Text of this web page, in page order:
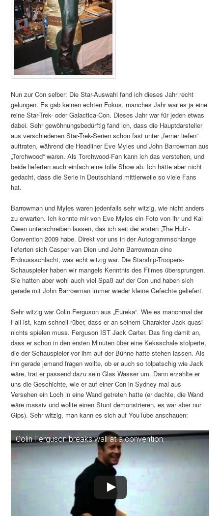
Nun zur Con selber: Die Star-Auswahl fand ich dieses Jahr recht
gelungen. Es gab keinen echten Fokus, manches Jahr war es ja eine
reine Star-Trek- oder Galactica-Con. Dieses Jahr war für jeden etwas
dabei. Sehr gewöhnungsbedürftig fand ich, dass die Hauptdarsteller
aus verschiedenen Star-Trek-Serien schon fast unter „ferner liefen“
auftraten, während die Headliner Eve Myles und John Barrowman aus
„Torchwood“ waren. Als Torchwood-Fan kann ich das verstehen, und
beide lieferten auch einfach eine tolle Show ab. Ich hätte aber nicht
gedacht, dass die Serie in Deutschland mittlerweile so viele Fans
hat.
Barrowman und Myles waren jedenfalls sehr witzig, wie nicht anders
zu erwarten. Ich konnte mir von Eve Myles ein Foto von ihr und Kai
Owen unterschreiben lassen, das ich seit der ersten „The Hub“-
Convention 2009 habe. Direkt vor uns in der Autogrammschlange
lieferten sich Casper van Dien und John Barrowman eine
Erdnussschlacht, was echt witzig war. Die Starship-Troopers-
Schauspieler haben wir mangels Kenntnis des Filmes übersprungen.
Sie hatten aber wohl auch viel Spaß auf der Con und haben sich
gerade mit John Barrowman immer wieder kleine Gefechte geliefert.
Sehr witzig war Colin Ferguson aus „Eureka“. Wie es manchmal der
Fall ist, kam schnell rüber, dass er an seinem Charakter Jack quasi
nichts spielen muss. Ferguson IST Jack Carter. Das fing damit an,
dass er schon in den ersten Minuten über eine Keksschale stolperte,
die der Schauspieler vor ihm auf der Bühne hatte stehen lassen. Als
ihn gerade jemand fragen wollte, ob er auch so tolpatschig wie Jack
wäre, trat er passend dazu sein Glas Wasser um. Dann erzählte er
uns die Geschichte, wie er auf einer Con in Sydney mal aus
Versehen ein Loch in eine Wand getreten hatte (er dachte, die Wand
wäre massiv und wollte einen Stunt demonstrieren, es war aber nur
Gips). Sehr witzig, man kann es sich auf YouTube anschauen:
Colin Ferguson breaks wall at a convention.